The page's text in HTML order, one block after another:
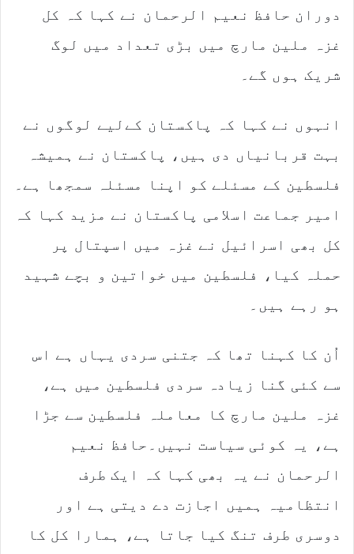
دوران حافظ نعیم الرحمان نے کہا کہ کل
غزہ ملین مارچ میں بڑی تعداد میں لوگ
شریک ہوں گے۔
انہوں نے کہا کہ پاکستان کےلیے لوگوں نے
بہت قربانیاں دی ہیں، پاکستان نے ہمیشہ
فلسطین کے مسئلے کو اپنا مسئلہ سمجھا ہے۔
امیر جماعت اسلامی پاکستان نے مزید کہا کہ
کل بھی اسرائیل نے غزہ میں اسپتال پر
حملہ کیا، فلسطین میں خواتین و بچے شہید
ہو رہے ہیں۔
اُن کا کہنا تھا کہ جتنی سردی یہاں ہے اس
سے کئی گنا زیادہ سردی فلسطین میں ہے،
غزہ ملین مارچ کا معاملہ فلسطین سے جڑا
ہے، یہ کوئی سیاست نہیں۔حافظ نعیم
الرحمان نے یہ بھی کہا کہ ایک طرف
انتظامیہ ہمیں اجازت دے دیتی ہے اور
دوسری طرف تنگ کیا جاتا ہے، ہمارا کل کا